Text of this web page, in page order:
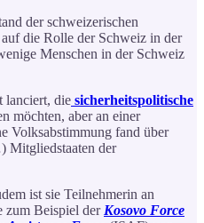
der schweizerischen
die Rolle der Schweiz in der
Menschen in der Schweiz
lanciert, die sicherheitspolitische
möchten, aber an einer
Volksabstimmung fand über
Mitgliedstaaten der
ist sie Teilnehmerin an
zum Beispiel der Kosovo Force